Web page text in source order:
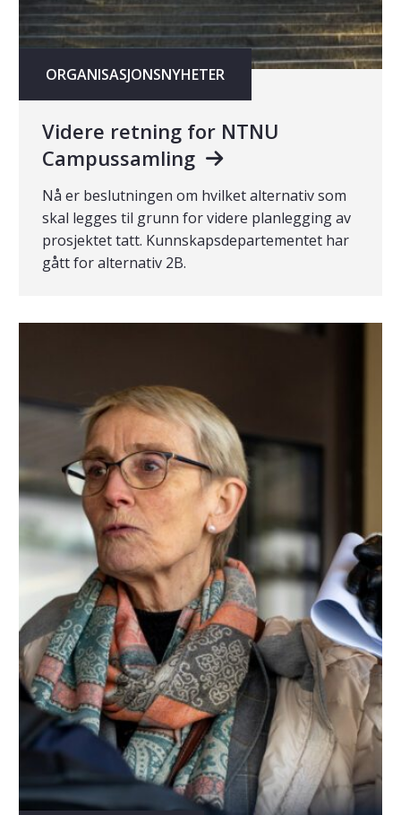
ORGANISASJONSNYHETER
Videre retning for NTNU
Campussamling
Nå er beslutningen om hvilket alternativ som
skal legges til grunn for videre planlegging av
prosjektet tatt. Kunnskapsdepartementet har
gått for alternativ 2B.